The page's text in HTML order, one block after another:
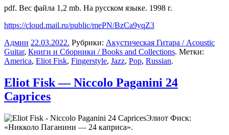
pdf. Вес файла 1,2 mb. На русском языке. 1998 г.
https://cloud.mail.ru/public/mePN/BzCa9yqZ3
Админ 22.03.2022. Рубрики: Акустическая Гитара / Acoustic
Guitar, Книги и Сборники / Books and Collections. Метки:
America, Eliot Fisk, Fingerstyle, Jazz, Pop, Russian.
Eliot Fisk — Niccolo Paganini 24
Caprices
Элиот Фиск:
«Никколо Паганини — 24 каприса».